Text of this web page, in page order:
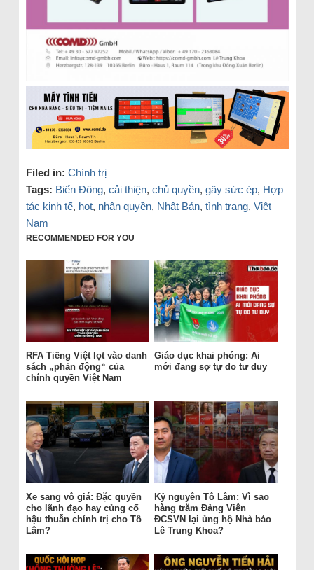
Filed in: Chính trị
Tags: Biển Đông, cải thiện, chủ quyền, gây sức ép, Hợp
tác kinh tế, hot, nhân quyền, Nhật Bản, tình trạng, Việt
Nam
RECOMMENDED FOR YOU
RFA Tiếng Việt lọt vào danh
sách „phản động“ của
chính quyền Việt Nam
Giáo dục khai phóng: Ai
mới đang sợ tự do tư duy
Xe sang vô giá: Đặc quyền
cho lãnh đạo hay củng cố
hậu thuẫn chính trị cho Tô
Lâm?
Kỷ nguyên Tô Lâm: Vì sao
hàng trăm Đảng Viên
ĐCSVN lại ủng hộ Nhà báo
Lê Trung Khoa?